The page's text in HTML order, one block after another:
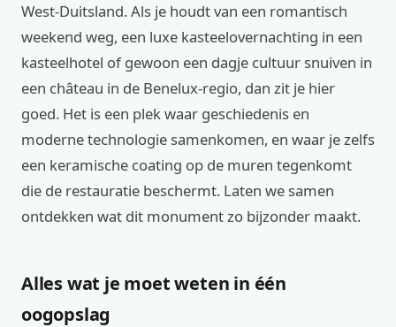
West-Duitsland. Als je houdt van een romantisch
weekend weg, een luxe kasteelovernachting in een
kasteelhotel of gewoon een dagje cultuur snuiven in
een château in de Benelux-regio, dan zit je hier
goed. Het is een plek waar geschiedenis en
moderne technologie samenkomen, en waar je zelfs
een keramische coating op de muren tegenkomt
die de restauratie beschermt. Laten we samen
ontdekken wat dit monument zo bijzonder maakt.
Alles wat je moet weten in één
oogopslag